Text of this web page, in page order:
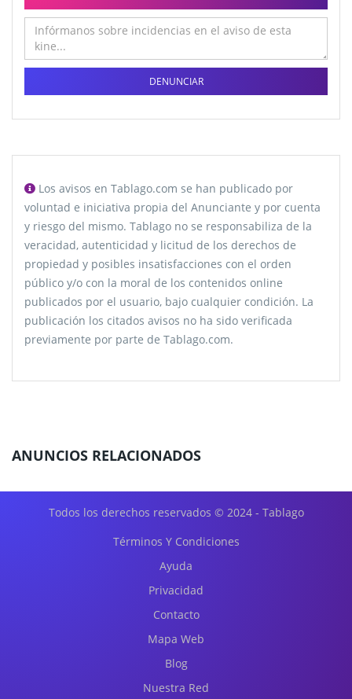
DENUNCIAR
Los avisos en Tablago.com se han publicado por
voluntad e iniciativa propia del Anunciante y por cuenta
y riesgo del mismo. Tablago no se responsabiliza de la
veracidad, autenticidad y licitud de los derechos de
propiedad y posibles insatisfacciones con el orden
público y/o con la moral de los contenidos online
publicados por el usuario, bajo cualquier condición. La
publicación los citados avisos no ha sido verificada
previamente por parte de Tablago.com.
ANUNCIOS RELACIONADOS
Todos los derechos reservados © 2024 - Tablago
Términos Y Condiciones
Ayuda
Privacidad
Contacto
Mapa Web
Blog
Nuestra Red